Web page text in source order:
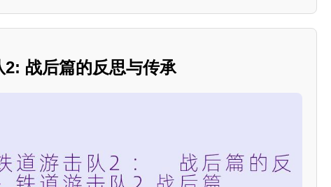
2: 战后篇的反思与传承